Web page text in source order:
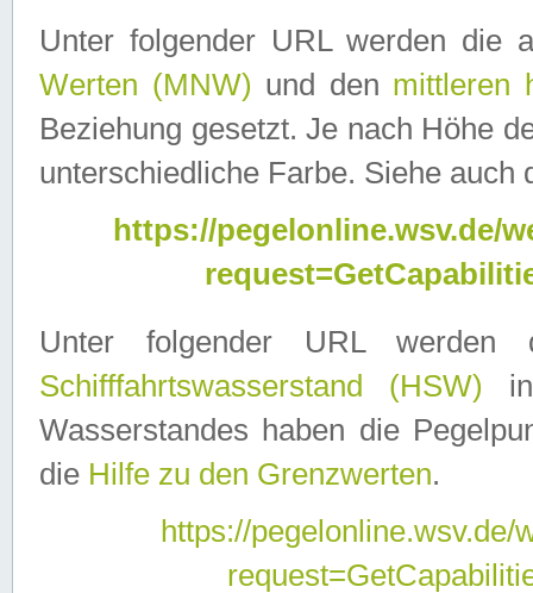
Unter folgender URL werden die
Werten (MNW) und den mittleren
Beziehung gesetzt. Je nach Höhe
unterschiedliche Farbe. Siehe auch
https://pegelonline.wsv.de/
Unter folgender URL
Schifffahrtswasserstand (HSW)
Wasserstandes haben die
die Hilfe zu den Grenzwerten.
https://